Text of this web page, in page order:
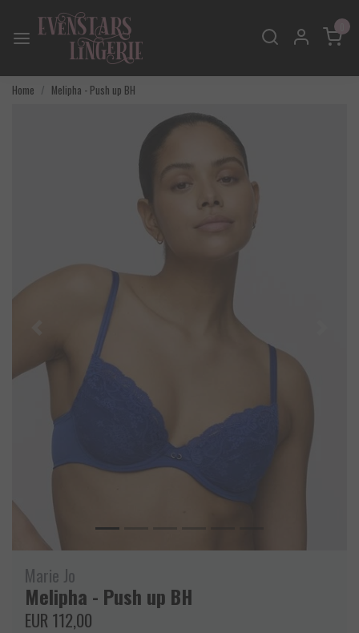
Home Melipha - Push up BH
Marie Jo
Melipha - Push up BH
EUR 112,00